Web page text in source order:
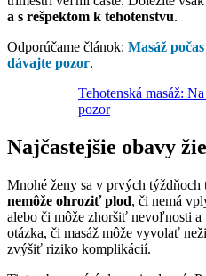
a s rešpektom k tehotenstvu.
Odporúčame článok: Masáž
dávajte pozor.
Tehotenská masáž:
pozor
Najčastejšie obavy
Mnohé ženy sa v prvých týždňoch
nemôže ohroziť plod, či nemá
alebo či môže zhoršiť nevoľnosti a
otázka, či masáž môže vyvolať
zvýšiť riziko komplikácií.